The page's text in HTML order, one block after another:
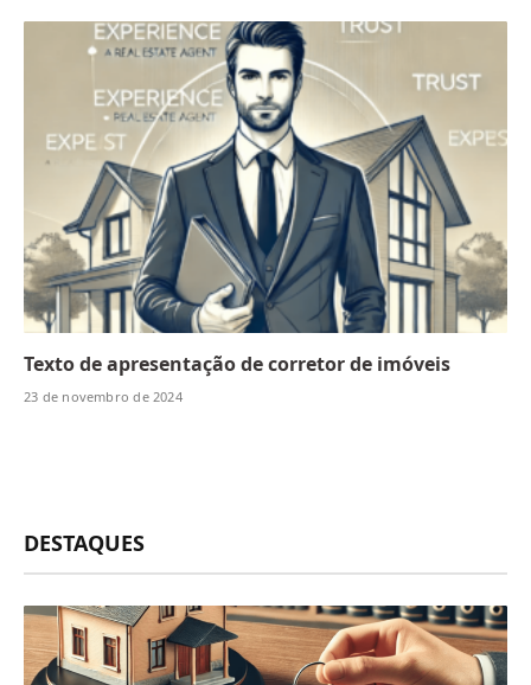
Texto de apresentação de corretor de imóveis
23 de novembro de 2024
DESTAQUES